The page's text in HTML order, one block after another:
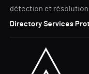
détection et résolution
Directory Services